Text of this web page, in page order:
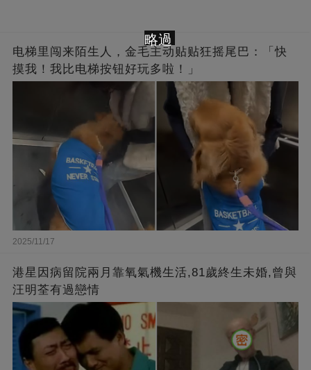
电梯里闯来陌生人，金毛主动贴贴狂摇尾巴：「快
摸我！我比电梯按钮好玩多啦！」
2025/11/17
港星因病留院兩月靠氧氣機生活,81歲終生未婚,曾與
汪明荃有過戀情
略過